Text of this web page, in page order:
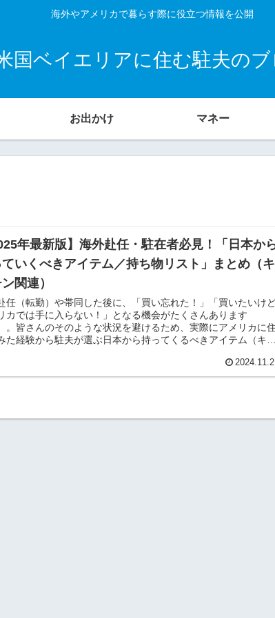
海外やアメリカで暮らす際に役立つ情報を公開
国ベイエリアに住む駐夫の
お出かけ マネー
年最新版】海外赴任・駐在者必見！「日本か
いくべきアイテム／持ち物リスト」まとめ（キ
関連）
任（転勤）や帯同した後に、「買い忘れた！」「買いたいけ
カでは手に入らない！」となる機会がたくさんあります
。皆さんのそのような状況を避けるため、実際にアメリカに住
た経験から駐夫が選ぶ日本から持ってくるべきアイテム（キッ